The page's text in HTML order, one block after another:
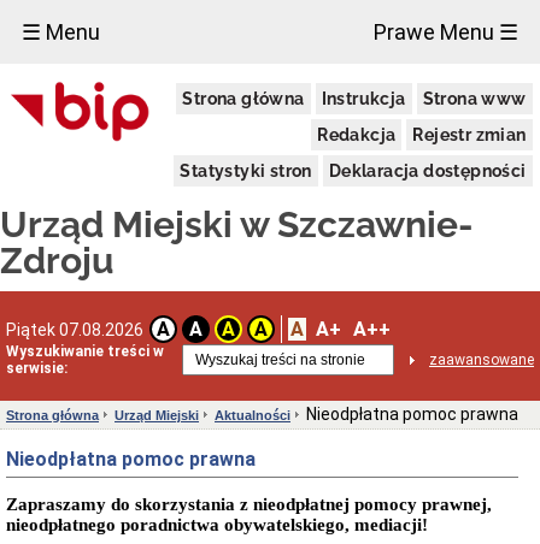
☰ Menu Prawe Menu ☰
Strona główna Instrukcja
Strona www
Redakcja
Rejestr zmian
Statystyki stron
Deklaracja dostępności
Urząd Miejski w Szczawnie-
Zdroju
Piątek 07.08.2026 A A A A A A+ A++
Wyszukiwanie treści w
serwisie:
zaawansowane
Urząd
Miejski
Aktualności
Dni
i
godziny
otwarcia
telefonów
Kierownictwo
Statut
i
struktura
Urzędu
Obwieszczenia
Burmistrza
Strona główna Urząd Miejski Aktualności Nieodpłatna pomoc prawna
Nieodpłatna pomoc prawna
Zapraszamy do skorzystania z nieodpłatnej pomocy prawnej,
nieodpłatnego poradnictwa obywatelskiego, mediacji!
×